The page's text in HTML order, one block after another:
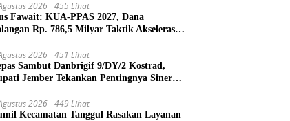
2026 455 Lihat
Fawait: KUA-PPAS 2027, Dana
Rp. 786,5 Milyar Taktik Akselerasi
2026 451 Lihat
Sambut Danbrigif 9/DY/2 Kostrad,
Jember Tekankan Pentingnya Sinergi
2026 449 Lihat
Kecamatan Tanggul Rasakan Layanan